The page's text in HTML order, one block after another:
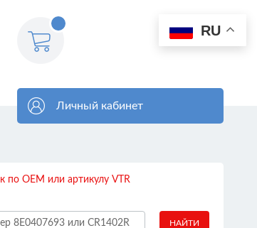
RU
Личный кабинет
по OEM или артикулу VTR
НАЙТИ